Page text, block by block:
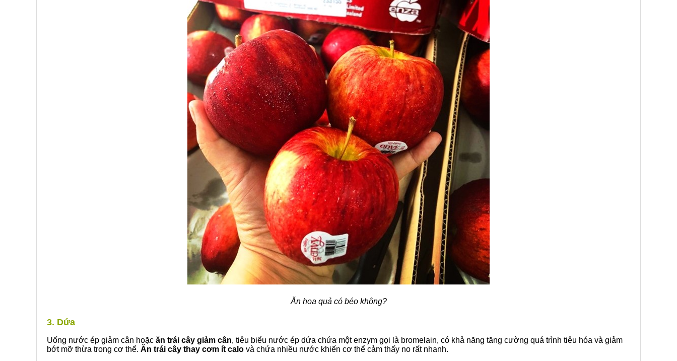
Ăn hoa quả có béo không?
3. Dứa
Uống nước ép giảm cân hoặc ăn trái cây giảm cân, tiêu biểu nước ép dứa chứa một enzym gọi là bromelain, có khả năng tăng cường quá trình tiêu hóa và giảm
bớt mỡ thừa trong cơ thể. Ăn trái cây thay cơm ít calo và chứa nhiều nước khiến cơ thể cảm thấy no rất nhanh.